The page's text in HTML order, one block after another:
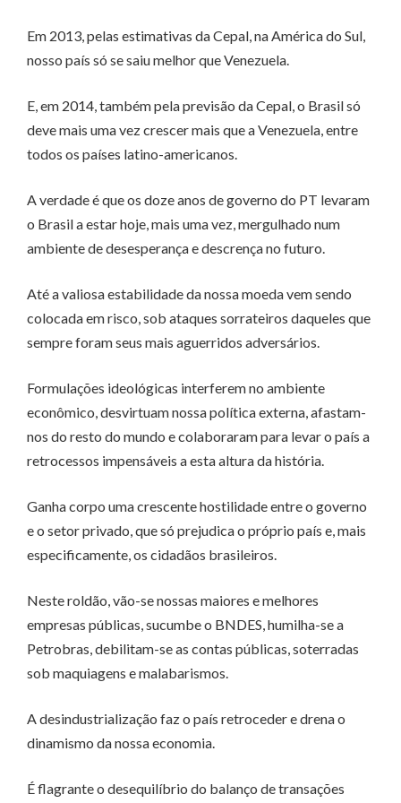
Em 2013, pelas estimativas da Cepal, na América do Sul,
nosso país só se saiu melhor que Venezuela.
E, em 2014, também pela previsão da Cepal, o Brasil só
deve mais uma vez crescer mais que a Venezuela, entre
todos os países latino-americanos.
A verdade é que os doze anos de governo do PT levaram
o Brasil a estar hoje, mais uma vez, mergulhado num
ambiente de desesperança e descrença no futuro.
Até a valiosa estabilidade da nossa moeda vem sendo
colocada em risco, sob ataques sorrateiros daqueles que
sempre foram seus mais aguerridos adversários.
Formulações ideológicas interferem no ambiente
econômico, desvirtuam nossa política externa, afastam-
nos do resto do mundo e colaboraram para levar o país a
retrocessos impensáveis a esta altura da história.
Ganha corpo uma crescente hostilidade entre o governo
e o setor privado, que só prejudica o próprio país e, mais
especificamente, os cidadãos brasileiros.
Neste roldão, vão-se nossas maiores e melhores
empresas públicas, sucumbe o BNDES, humilha-se a
Petrobras, debilitam-se as contas públicas, soterradas
sob maquiagens e malabarismos.
A desindustrialização faz o país retroceder e drena o
dinamismo da nossa economia.
É flagrante o desequilíbrio do balanço de transações